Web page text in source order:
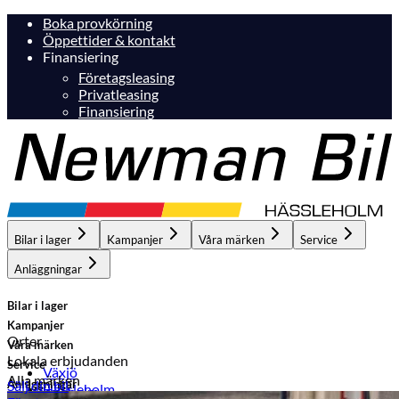
Boka provkörning
Öppettider & kontakt
Finansiering
Företagsleasing
Privatleasing
Finansiering
Bilar i lager Kampanjer Våra märken Service
Anläggningar
Bilar i lager
Orter
Växjö
Hässleholm
Kampanjer
Lokala erbjudanden
Hässleholm
Våra märken
Alla märken
Service
Anläggningar
Sälj din bil